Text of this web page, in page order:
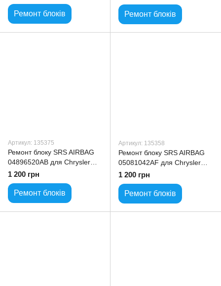
Ремонт блоків Ремонт блоків
Артикул: 135375
Ремонт блоку SRS AIRBAG
04896520AB для Chrysler
PTCruiser
1 200 грн
Ремонт блоків
Артикул: 135358
Ремонт блоку SRS AIRBAG
05081042AF для Chrysler
300C
1 200 грн
Ремонт блоків